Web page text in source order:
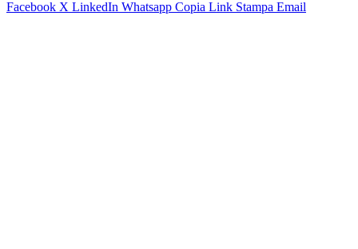
Facebook X LinkedIn Whatsapp Copia Link Stampa Email